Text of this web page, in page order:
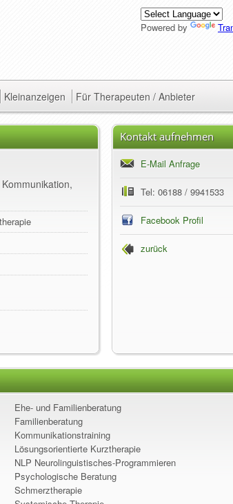
Powered by
Kleinanzeigen Für Therapeuten / Anbieter
Kontakt aufnehmen
E-Mail Anfrage
Tel: 06188 / 9941533
Facebook Profil
zurück
Ehe- und Familienberatung
Familienberatung
Kommunikationstraining
Lösungsorientierte Kurztherapie
NLP Neurolinguistisches-Programmieren
Psychologische Beratung
Schmerztherapie